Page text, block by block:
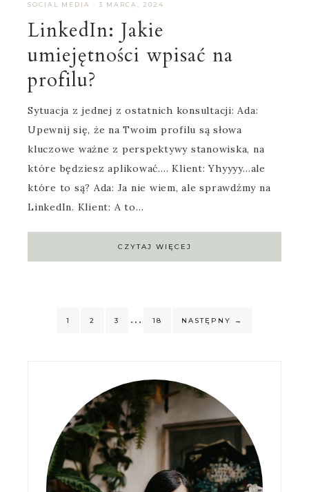
SOCIAL MEDIA · 3 MARCA, 2024
LinkedIn: Jakie
umiejętności wpisać na
profilu?
Sytuacja z jednej z ostatnich konsultacji: Ada:
Upewnij się, że na Twoim profilu są słowa
kluczowe ważne z perspektywy stanowiska, na
które będziesz aplikować…. Klient: Yhyyyy…ale
które to są? Ada: Ja nie wiem, ale sprawdźmy na
LinkedIn. Klient: A to…
CZYTAJ WIĘCEJ
1 2 3 … 18 NASTĘPNY →